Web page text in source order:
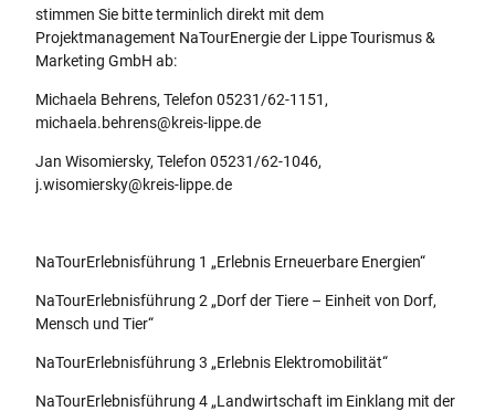
stimmen Sie bitte terminlich direkt mit dem
Projektmanagement NaTourEnergie der Lippe Tourismus &
Marketing GmbH ab:
Michaela Behrens, Telefon 05231/62-1151,
michaela.behrens@kreis-lippe.de
Jan Wisomiersky, Telefon 05231/62-1046,
j.wisomiersky@kreis-lippe.de
NaTourErlebnisführung 1 „Erlebnis Erneuerbare Energien“
NaTourErlebnisführung 2 „Dorf der Tiere – Einheit von Dorf,
Mensch und Tier“
NaTourErlebnisführung 3 „Erlebnis Elektromobilität“
NaTourErlebnisführung 4 „Landwirtschaft im Einklang mit der